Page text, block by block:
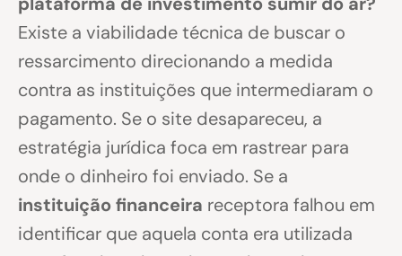
Existe a viabilidade técnica de buscar o
ressarcimento direcionando a medida
contra as instituições que intermediaram o
pagamento. Se o site desapareceu, a
estratégia jurídica foca em rastrear para
onde o dinheiro foi enviado. Se a
instituição financeira receptora falhou em
identificar que aquela conta era utilizada